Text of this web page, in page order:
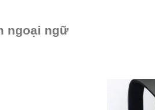
ngoại ngữ